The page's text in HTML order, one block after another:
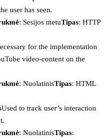
user has seen.
: Sesijos metuTipas: HTTP
for the implementation
video-content on the
: NuolatinisTipas: HTML
Used to track user’s interaction
: NuolatinisTipas: